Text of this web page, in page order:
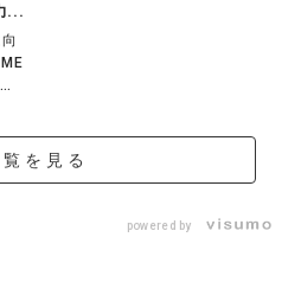
...
を見る
powered by